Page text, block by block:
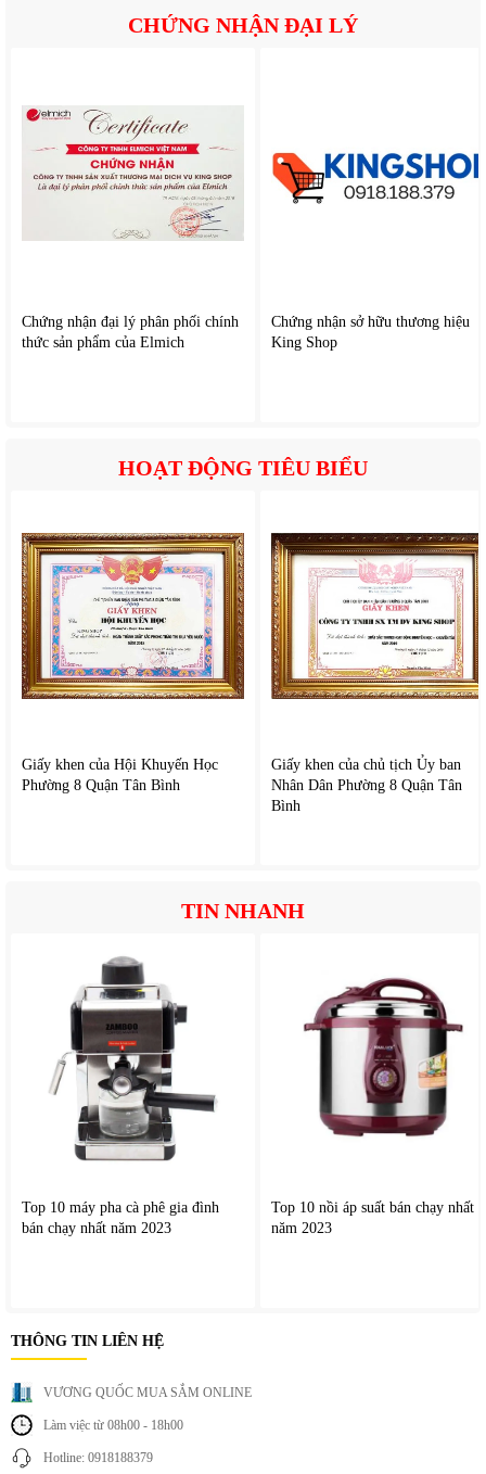
CHỨNG NHẬN ĐẠI LÝ
Chứng nhận đại lý phân phối chính
thức sản phẩm của Elmich
Chứng nhận sở hữu thương hiệu
King Shop
HOẠT ĐỘNG TIÊU BIỂU
Giấy khen của Hội Khuyến Học
Phường 8 Quận Tân Bình
Giấy khen của chủ tịch Ủy ban
Nhân Dân Phường 8 Quận Tân
Bình
TIN NHANH
Top 10 máy pha cà phê gia đình
bán chạy nhất năm 2023
Top 10 nồi áp suất bán chạy nhất
năm 2023
THÔNG TIN LIÊN HỆ
VƯƠNG QUỐC MUA SẮM ONLINE
Làm việc từ 08h00 - 18h00
Hotline: 0918188379